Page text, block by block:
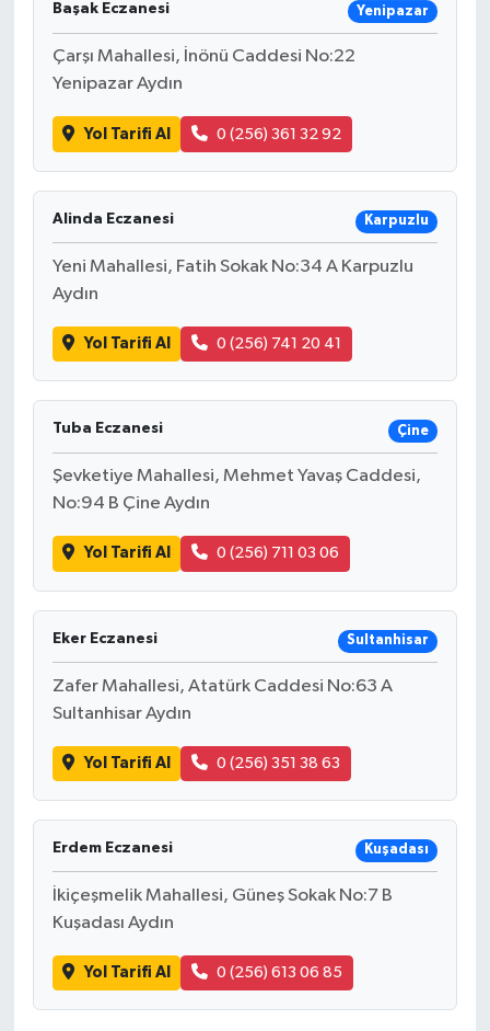
Başak Eczanesi Yenipazar
Çarşı Mahallesi, İnönü Caddesi No:22
Yenipazar Aydın
Yol Tarifi Al 0 (256) 361 32 92
Alinda Eczanesi Karpuzlu
Yeni Mahallesi, Fatih Sokak No:34 A Karpuzlu
Aydın
Yol Tarifi Al 0 (256) 741 20 41
Tuba Eczanesi Çine
Şevketiye Mahallesi, Mehmet Yavaş Caddesi,
No:94 B Çine Aydın
Yol Tarifi Al 0 (256) 711 03 06
Eker Eczanesi Sultanhisar
Zafer Mahallesi, Atatürk Caddesi No:63 A
Sultanhisar Aydın
Yol Tarifi Al 0 (256) 351 38 63
Erdem Eczanesi Kuşadası
İkiçeşmelik Mahallesi, Güneş Sokak No:7 B
Kuşadası Aydın
Yol Tarifi Al 0 (256) 613 06 85